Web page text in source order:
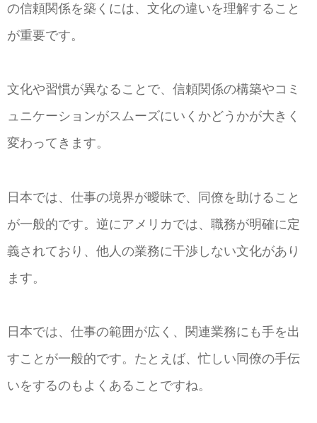
の信頼関係を築くには、文化の違いを理解すること
が重要です。
文化や習慣が異なることで、信頼関係の構築やコミ
ュニケーションがスムーズにいくかどうかが大きく
変わってきます。
日本では、仕事の境界が曖昧で、同僚を助けること
が一般的です。逆にアメリカでは、職務が明確に定
義されており、他人の業務に干渉しない文化があり
ます。
日本では、仕事の範囲が広く、関連業務にも手を出
すことが一般的です。たとえば、忙しい同僚の手伝
いをするのもよくあることですね。